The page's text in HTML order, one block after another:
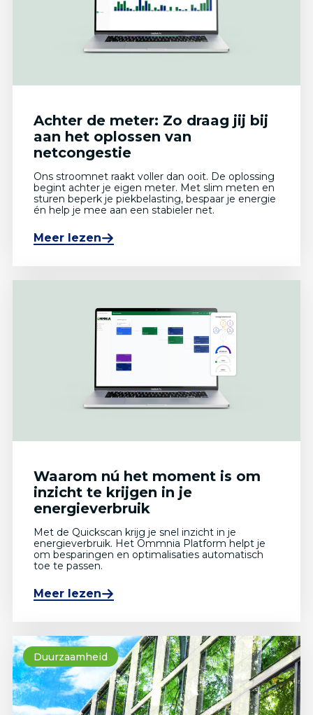
Achter de meter: Zo draag jij bij
aan het oplossen van
netcongestie
Ons stroomnet raakt voller dan ooit. De oplossing
begint achter je eigen meter. Met slim meten en
sturen beperk je piekbelasting, bespaar je energie
én help je mee aan een stabieler net.
Meer lezen
Waarom nú het moment is om
inzicht te krijgen in je
energieverbruik
Met de Quickscan krijg je snel inzicht in je
energieverbruik. Het Ommnia Platform helpt je
om besparingen en optimalisaties automatisch
toe te passen.
Meer lezen
Duurzaamheid